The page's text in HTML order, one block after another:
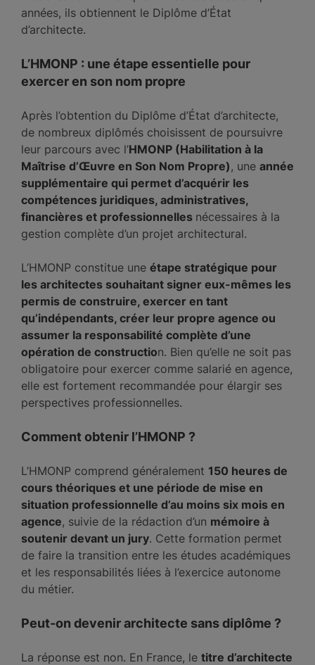
années, ils obtiennent le Diplôme d’État
d’architecte.
L’HMONP : une étape essentielle pour
exercer en son nom propre
Après l’obtention du Diplôme d’État d’architecte,
de nombreux diplômés choisissent de poursuivre
leur parcours avec l’HMONP (Habilitation à la
Maîtrise d’Œuvre en Son Nom Propre), une année
supplémentaire qui permet d’acquérir les
compétences juridiques, administratives,
financières et professionnelles nécessaires à la
gestion complète d’un projet architectural.
L’HMONP constitue une étape stratégique pour
les architectes souhaitant signer eux-mêmes les
permis de construire, exercer en tant
qu’indépendants, créer leur propre agence ou
assumer la responsabilité complète d’une
opération de construction. Bien qu’elle ne soit pas
obligatoire pour exercer comme salarié en agence,
elle est fortement recommandée pour élargir ses
perspectives professionnelles.
Comment obtenir l’HMONP ?
L’HMONP comprend généralement 150 heures de
cours théoriques et une période de mise en
situation professionnelle d’au moins six mois en
agence, suivie de la rédaction d’un mémoire à
soutenir devant un jury. Cette formation permet
de faire la transition entre les études académiques
et les responsabilités liées à l’exercice autonome
du métier.
Peut-on devenir architecte sans diplôme ?
La réponse est non. En France, le titre d’architecte